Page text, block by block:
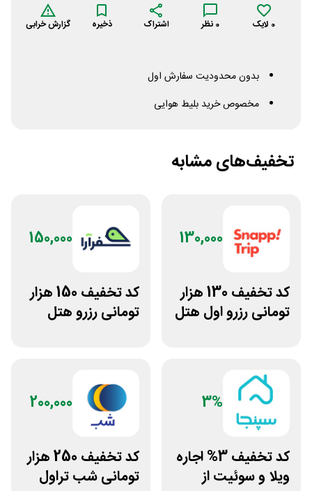
0 لایک 0 نظر اشتراک ذخیره گزارش خرابی
بدون محدودیت سفارش اول
مخصوص خرید بلیط هوایی
تخفیف‌های مشابه
130,000
کد تخفیف 130 هزار
تومانی رزرو اول هتل
150,000
کد تخفیف 150 هزار
تومانی رزرو هتل
3%
کد تخفیف 3% اجاره
ویلا و سوئیت از
200,000
کد تخفیف 250 هزار
تومانی شب تراول